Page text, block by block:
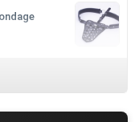
giữ cương